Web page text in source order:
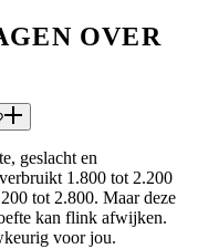
OVER
geslacht en
1.800 tot 2.200
tot 2.800. Maar deze
kan flink afwijken.
voor jou.